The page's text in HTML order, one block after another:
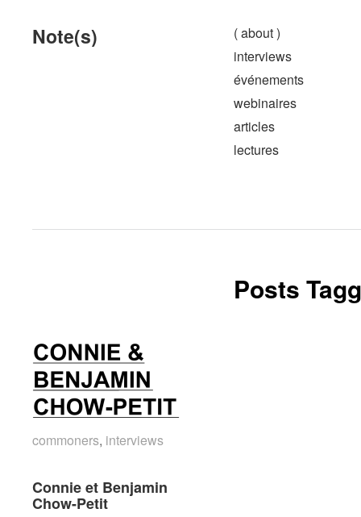
Note(s)
( about )
interviews
événements
webinaires
articles
lectures
Posts
commoners, interviews
Connie et Benjamin
Chow-Petit
commoners interviews
Connie et Benjamin
Chow-Petit